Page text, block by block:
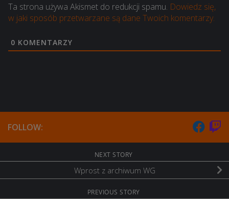
Ta strona używa Akismet do redukcji spamu. Dowiedz się,
w jaki sposób przetwarzane są dane Twoich komentarzy.
0 KOMENTARZY
FOLLOW:
NEXT STORY
Wprost z archiwum WG
PREVIOUS STORY